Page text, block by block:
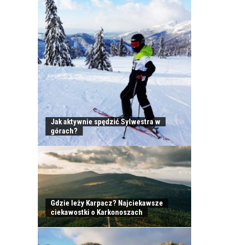
Jak aktywnie spędzić Sylwestra w
górach?
Gdzie leży Karpacz? Najciekawsze
ciekawostki o Karkonoszach
NOCLEGI DLA RODZIN
Z DZIEĆMI W
ZAKOPANEM -
POLECANE MIEJSCA